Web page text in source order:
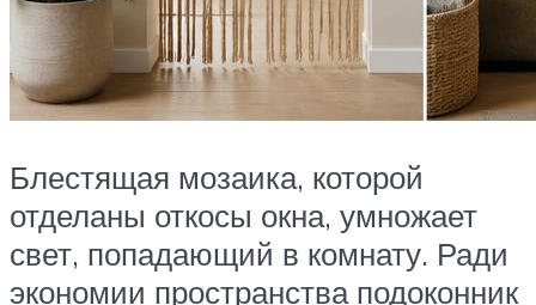
Блестящая мозаика, которой
отделаны откосы окна, умножает
свет, попадающий в комнату. Ради
экономии пространства подоконник